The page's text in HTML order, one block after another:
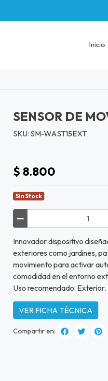
Inicio
SENSOR DE
SKU: SM-WAST15EXT
$ 8.800
Sin Stock
Innovador dispositivo
exteriores como jardines,
movimiento para activar
comodidad en el entorno
Uso recomendado: Exterior.
VER FICHA TÉCNICA
Compartir en: